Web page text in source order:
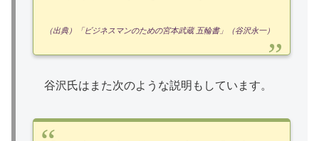
（出典）「ビジネスマンのための宮本武蔵 五輪書」（谷沢永一）
谷沢氏はまた次のような説明もしています。